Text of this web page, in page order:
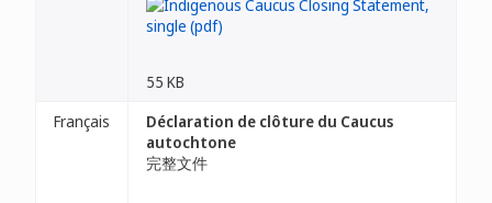
55 KB
Français
Déclaration de clôture du Caucus
autochtone
完整文件